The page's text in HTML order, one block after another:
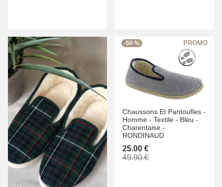
-50 %
Chaussons Et Pantoufles -
Homme - Textile - Bleu -
Charentaise -
RONDINAUD
25.00 €
49.90 €